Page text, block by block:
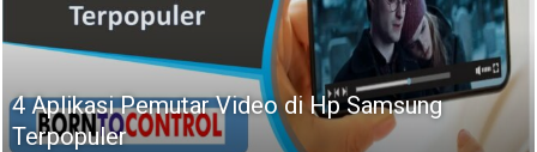
4 Aplikasi Pemutar Video di Hp Samsung
Terpopuler